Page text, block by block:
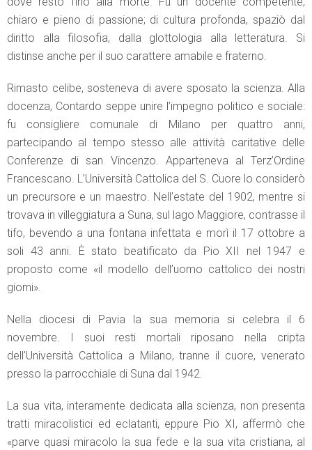
chiaro e pieno di passione; di cultura profonda, spaziò dal
diritto alla filosofia, dalla glottologia alla letteratura. Si
distinse anche per il suo carattere amabile e fraterno.
Rimasto celibe, sosteneva di avere sposato la scienza. Alla
docenza, Contardo seppe unire l’impegno politico e sociale:
fu consigliere comunale di Milano per quattro anni,
partecipando al tempo stesso alle attività caritative delle
Conferenze di san Vincenzo. Apparteneva al Terz’Ordine
Francescano. L’Università Cattolica del S. Cuore lo considerò
un precursore e un maestro. Nell’estate del 1902, mentre si
trovava in villeggiatura a Suna, sul lago Maggiore, contrasse il
tifo, bevendo a una fontana infettata e morì il 17 ottobre a
soli 43 anni. È stato beatificato da Pio XII nel 1947 e
proposto come «il modello dell’uomo cattolico dei nostri
giorni».
Nella diocesi di Pavia la sua memoria si celebra il 6
novembre. I suoi resti mortali riposano nella cripta
dell’Università Cattolica a Milano, tranne il cuore, venerato
presso la parrocchiale di Suna dal 1942.
La sua vita, interamente dedicata alla scienza, non presenta
tratti miracolistici ed eclatanti, eppure Pio XI, affermò che
«parve quasi miracolo la sua fede e la sua vita cristiana, al